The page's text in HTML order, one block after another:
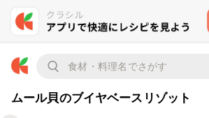
ムール貝のブイヤベースリゾット